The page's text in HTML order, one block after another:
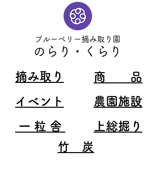
ブルーベリー摘み取り園
のらり・くらり
​摘み取り
商 品
イベント
農園施設
​一 粒 舎
​上総掘り
竹 炭